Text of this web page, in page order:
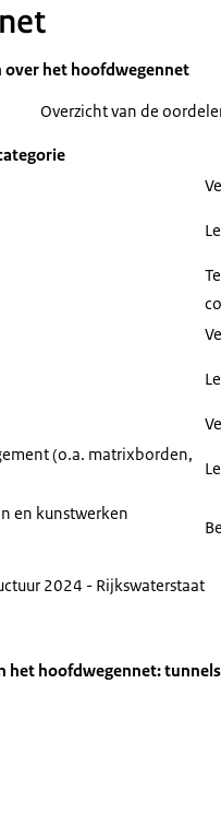
over het hoofdwegennet
Overzicht van de
(o.a. matrixborden,
en kunstwerken
2024 - Rijkswaterstaat
het hoofdwegennet:
Zie de onderstaande tekst voor